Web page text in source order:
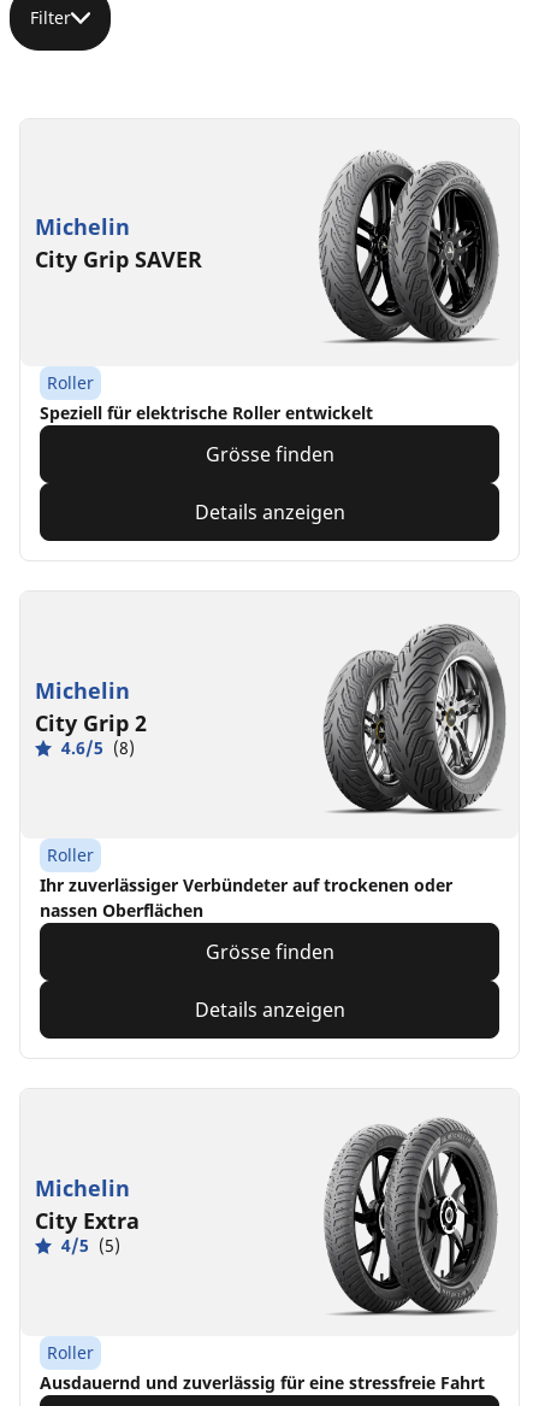
Filter
Michelin
City Grip SAVER
Roller
Speziell für elektrische Roller entwickelt
Grösse finden
Details anzeigen
Michelin
City Grip 2
4.6/5 (8)
Roller
Ihr zuverlässiger Verbündeter auf trockenen oder
nassen Oberflächen
Grösse finden
Details anzeigen
Michelin
City Extra
4/5 (5)
Roller
Ausdauernd und zuverlässig für eine stressfreie Fahrt